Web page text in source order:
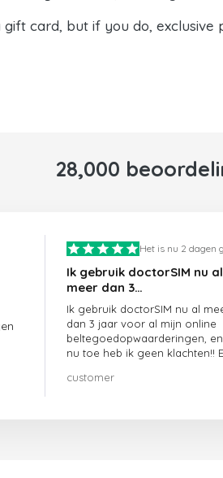
card, but if you do, exclusive
28,000
Het is nu 2 dagen
Ik gebruik doctorSIM nu al
meer dan 3…
Ik gebruik doctorSIM nu al
dan 3 jaar voor al mijn online
beltegoedopwaarderingen,
nu toe heb ik geen klachten!!
customer